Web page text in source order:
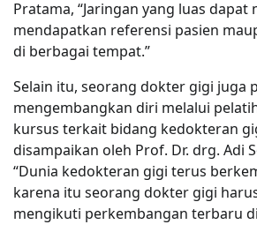
Pratama, “Jaringan yang luas
mendapatkan referensi pasien
di berbagai tempat.”
Selain itu, seorang dokter gigi juga
mengembangkan diri melalui
kursus terkait bidang kedokteran
disampaikan oleh Prof. Dr. drg. Adi
“Dunia kedokteran gigi terus
karena itu seorang dokter gigi
mengikuti perkembangan terbaru